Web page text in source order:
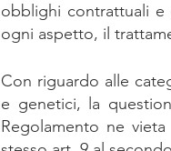
obblighi contrattuali
ogni aspetto, il
Con riguardo alle
e genetici, la
Regolamento ne